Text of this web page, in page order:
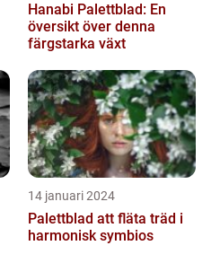
Hanabi Palettblad: En
översikt över denna
färgstarka växt
14 januari 2024
Palettblad att fläta träd i
harmonisk symbios